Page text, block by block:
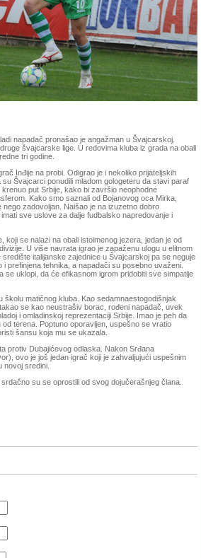
napadač pronašao je angažman u Švajcarskoj.
švajcarske lige. U redovima kluba iz grada na obali
tri godine.
Inđije na probi. Odigrao je i nekoliko prijateljskih
Švajcarci ponudili mladom gologeteru da stavi paraf
put Srbije, kako bi završio neophodne
Kako smo saznali od Bojanovog oca Mirka,
zadovoljan. Naišao je na izuzetno dobro
sve uslove za dalje fudbalsko napredovanje i
koji se nalazi na obali istoimenog jezera, jedan je od
U više navrata igrao je zapaženu ulogu u elitnom
italijanske zajednice u Švajcarskoj pa se neguje
prefinjena tehnika, a napadači su posebno uvaženi.
se uklopi, da će efikasnom igrom pridobiti sve simpatije
školu matičnog kluba. Kao sedamnaestogodišnjak
se kao neustrašiv borac, rođeni napadač, uvek
i omladinskoj reprezentaciji Srbije. Imao je peh da
terena. Poptuno oporavljen, uspešno se vratio
šansu koja mu se ukazala.
protiv Dubajićevog odlaska. Nakon Srđana
ovo je još jedan igrač koji je zahvaljujući uspešnim
novoj sredini.
su se oprostili od svog dojučerašnjeg člana.